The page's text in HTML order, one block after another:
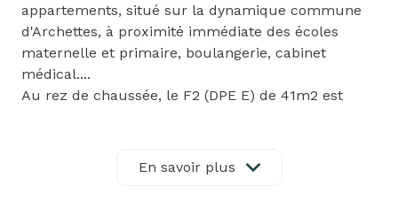
appartements, situé sur la dynamique commune
d'Archettes, à proximité immédiate des écoles
maternelle et primaire, boulangerie, cabinet
médical....
Au rez de chaussée, le F2 (DPE E) de 41m2 est
douche. Une grande cave complète cet
appartement qui est loué 400€ dont 20€ de
En savoir plus